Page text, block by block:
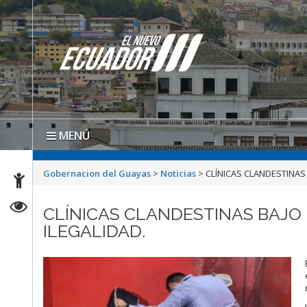
MENÚ
Gobernacion del Guayas > Noticias >CLÍNICAS
CLÍNICAS CLANDESTINAS
ILEGALIDAD.